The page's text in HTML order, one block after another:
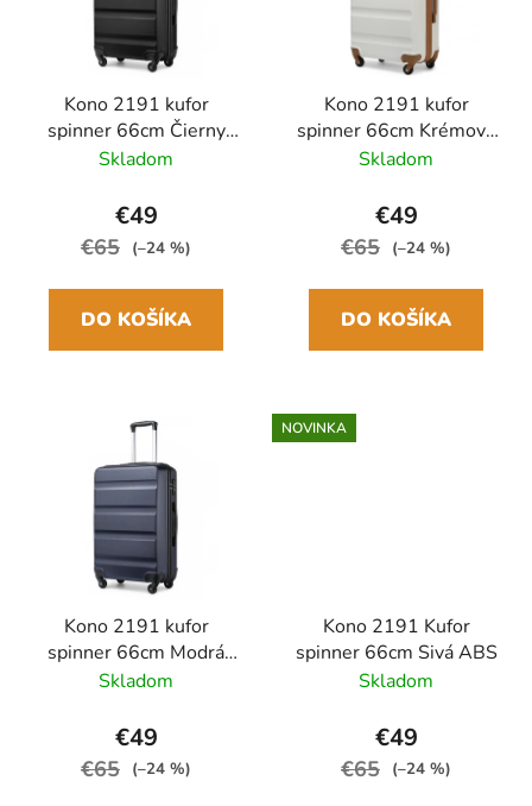
Kono 2191 kufor
spinner 66cm Čierny
ABS
Skladom
€49
€65 (–24 %)
DO KOŠÍKA
Kono 2191 kufor
spinner 66cm Krémový
ABS
Skladom
€49
€65 (–24 %)
DO KOŠÍKA
Kono 2191 kufor
spinner 66cm Modrá
Navy ABS
Skladom
€49
€65 (–24 %)
NOVINKA
Kono 2191 Kufor
spinner 66cm Sivá ABS
Skladom
€49
€65 (–24 %)